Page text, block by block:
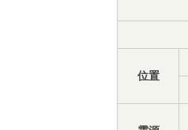
位置